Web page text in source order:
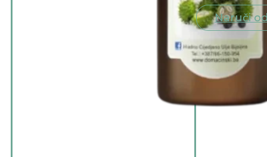
Naruči